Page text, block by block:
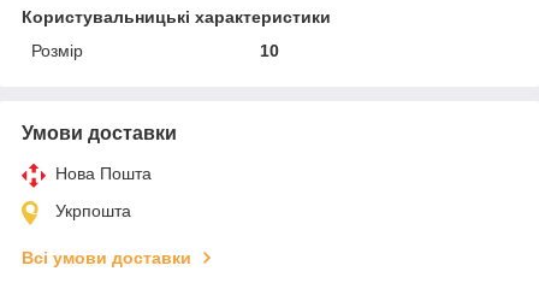
Користувальницькі характеристики
Розмір
10
Умови доставки
Нова Пошта
Укрпошта
Всі умови доставки